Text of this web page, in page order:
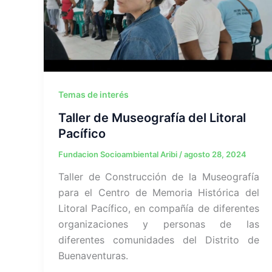
Temas de interés
Taller de Museografía del Litoral
Pacífico
Fundacion Socioambiental Aribi /agosto 28, 2024
Taller de Construcción de la Museografía
para el Centro de Memoria Histórica del
Litoral Pacífico, en compañía de diferentes
organizaciones y personas de las
diferentes comunidades del Distrito de
Buenaventuras.